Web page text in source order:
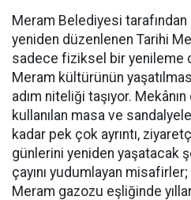
Meram Belediyesi tarafından
yeniden düzenlenen Tarihi
sadece fiziksel bir yenileme
Meram kültürünün
adım niteliği taşıyor.
kullanılan masa ve
kadar pek çok ayrıntı,
günlerini yeniden yaşatacak
çayını yudumlayan
Meram gazozu eşliğinde